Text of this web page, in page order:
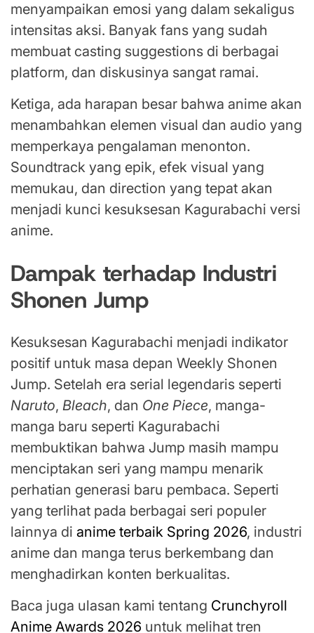
menyampaikan emosi yang dalam sekaligus
intensitas aksi. Banyak fans yang sudah
membuat casting suggestions di berbagai
platform, dan diskusinya sangat ramai.
Ketiga, ada harapan besar bahwa anime akan
menambahkan elemen visual dan audio yang
memperkaya pengalaman menonton.
Soundtrack yang epik, efek visual yang
memukau, dan direction yang tepat akan
menjadi kunci kesuksesan Kagurabachi versi
anime.
Dampak terhadap Industri
Shonen Jump
Kesuksesan Kagurabachi menjadi indikator
positif untuk masa depan Weekly Shonen
Jump. Setelah era serial legendaris seperti
Naruto, Bleach, dan One Piece, manga-
manga baru seperti Kagurabachi
membuktikan bahwa Jump masih mampu
menciptakan seri yang mampu menarik
perhatian generasi baru pembaca. Seperti
yang terlihat pada berbagai seri populer
lainnya di anime terbaik Spring 2026, industri
anime dan manga terus berkembang dan
menghadirkan konten berkualitas.
Baca juga ulasan kami tentang Crunchyroll
Anime Awards 2026 untuk melihat tren